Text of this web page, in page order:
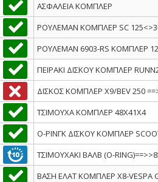
ΑΣΦΑΛΕΙΑ ΚΟΜΠΛΕΡ
ΡΟΥΛΕΜΑΝ ΚΟΜΠΛΕΡ SC
ΡΟΥΛΕΜΑΝ 6903-RS ΚΟΜΠΛΕΡ
ΠΕΙΡΑΚΙ ΔΙΣΚΟΥ ΚΟΜΠΛΕΡ
ΔΙΣΚΟΣ ΚΟΜΠΛΕΡ X9/BEV 250
ΤΣΙΜΟΥΧΑ ΚΟΜΠΛΕΡ 48X41X4
Ο-ΡΙΝΓΚ ΔΙΣΚΟΥ ΚΟΜΠΛΕΡ
ΤΣΙΜΟΥΧΑΚΙ ΒΑΛΒ (O-
ΒΑΣΗ ΕΛΑΤ ΚΟΜΠΛΕΡ X8-VESPA